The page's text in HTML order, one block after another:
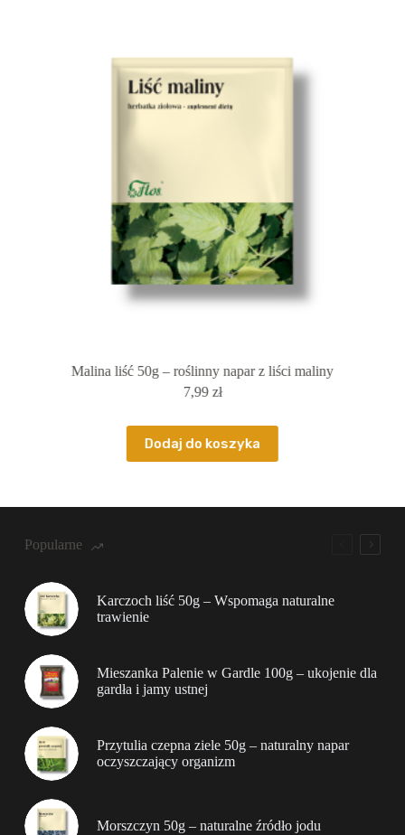
Malina liść 50g – roślinny napar z liści maliny
7,99 zł
Dodaj do koszyka
Popularne
Karczoch liść 50g – Wspomaga naturalne
trawienie
Mieszanka Palenie w Gardle 100g – ukojenie dla
gardła i jamy ustnej
Przytulia czepna ziele 50g – naturalny napar
oczyszczający organizm
Morszczyn 50g – naturalne źródło jodu